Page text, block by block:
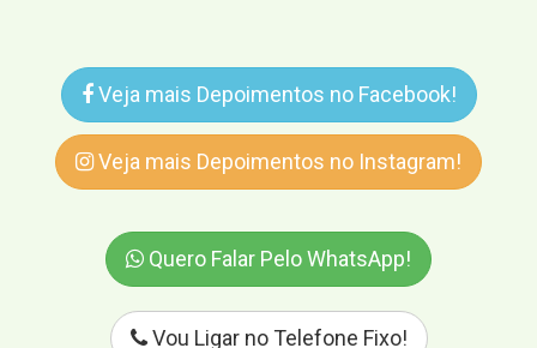
Veja mais Depoimentos no Facebook!
Veja mais Depoimentos no Instagram!
Quero Falar Pelo WhatsApp!
Vou Ligar no Telefone Fixo!